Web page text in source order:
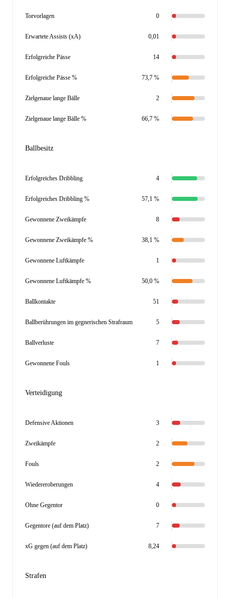
Torvorlagen 0
Erwartete Assists (xA) 0,01
Erfolgreiche Pässe 14
Erfolgreiche Pässe % 73,7 %
Zielgenaue lange Bälle 2
Zielgenaue lange Bälle % 66,7 %
Ballbesitz
Erfolgreiches Dribbling 4
Erfolgreiches Dribbling % 57,1 %
Gewonnene Zweikämpfe 8
Gewonnene Zweikämpfe % 38,1 %
Gewonnene Luftkämpfe 1
Gewonnene Luftkämpfe % 50,0 %
Ballkontakte 51
Ballberührungen im gegnerischen Strafraum 5
Ballverluste 7
Gewonnene Fouls 1
Verteidigung
Defensive Aktionen 3
Zweikämpfe 2
Fouls 2
Wiedereroberungen 4
Ohne Gegentor 0
Gegentore (auf dem Platz) 7
xG gegen (auf dem Platz) 8,24
Strafen